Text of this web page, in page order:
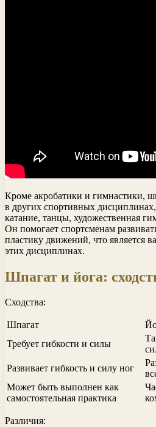
Кроме акробатики и гимнастики,
в других спортивных
катание, танцы, художественная
Он помогает спортсменам
пластику движений, что является
этих дисциплинах.
Шпагат и йога:
Сходства:
Шпагат
Требует гибкости и силы
Развивает гибкость и силу ног
Может быть выполнен как
самостоятельная практика
Различия: